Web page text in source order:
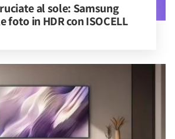
al sole: Samsung
foto in HDR con ISOCELL